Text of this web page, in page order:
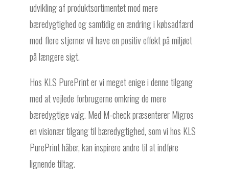
udvikling af produktsortimentet mod mere
bæredygtighed og samtidig en ændring i købsadfærd
mod flere stjerner vil have en positiv effekt på miljøet
på længere sigt.
Hos KLS PurePrint er vi meget enige i denne tilgang
med at vejlede forbrugerne omkring de mere
bæredygtige valg. Med M-check præsenterer Migros
en visionær tilgang til bæredygtighed, som vi hos KLS
PurePrint håber, kan inspirere andre til at indføre
lignende tiltag.